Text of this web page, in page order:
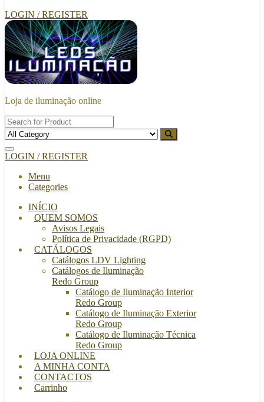
LOGIN / REGISTER
Loja de iluminação online
LOGIN / REGISTER
Menu
Categories
INÍCIO
QUEM SOMOS
Avisos Legais
Política de Privacidade (RGPD)
CATÁLOGOS
Catálogos LDV Lighting
Catálogos de Iluminação
Redo Group
Catálogo de Iluminação Interior
Redo Group
Catálogo de Iluminação Exterior
Redo Group
Catálogo de Iluminação Técnica
Redo Group
LOJA ONLINE
A MINHA CONTA
CONTACTOS
Carrinho